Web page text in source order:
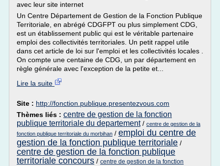
avec leur site internet
Un Centre Département de Gestion de la Fonction Publique
Territoriale, en abrégé CDGFPT ou plus simplement CDG,
est un établissement public qui est le véritable partenaire
emploi des collectivités territoriales. Un petit rappel utile
dans cet article de loi sur l'emploi et les collectivités locales .
On compte une centaine de CDG, un par département en
règle générale avec l'exception de la petite et...
Lire la suite
Site : http://fonction.publique.presentezvous.com
Thèmes liés : centre de gestion de la fonction
publique territoriale du departement/ centre de gestion de la
fonction publique territoriale du morbihan / emploi du centre de
gestion de la fonction publique territoriale /
centre de gestion de la fonction publique
territoriale concours / centre de gestion de la fonction